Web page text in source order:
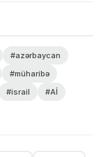
#azərbaycan
#müharibə
#israil
#Aİ